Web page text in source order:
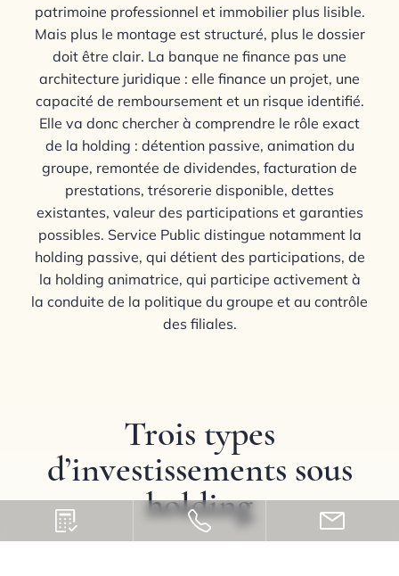
patrimoine professionnel et immobilier plus lisible.
Mais plus le montage est structuré, plus le dossier
doit être clair. La banque ne finance pas une
architecture juridique : elle finance un projet, une
capacité de remboursement et un risque identifié.
Elle va donc chercher à comprendre le rôle exact
de la holding : détention passive, animation du
groupe, remontée de dividendes, facturation de
prestations, trésorerie disponible, dettes
existantes, valeur des participations et garanties
possibles. Service Public distingue notamment la
holding passive, qui détient des participations, de
la holding animatrice, qui participe activement à
la conduite de la politique du groupe et au contrôle
des filiales.
Trois types
d’investissements sous
holding